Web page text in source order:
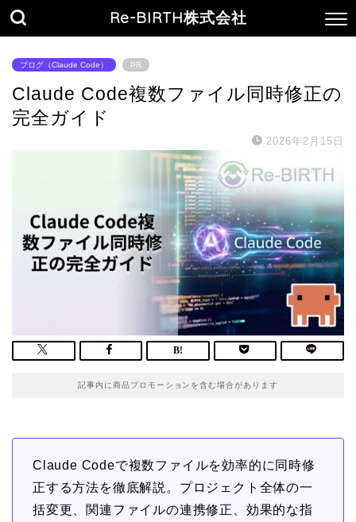
Re-BIRTH株式会社
ブログ（Claude Code） PR
Claude Code複数ファイル同時修正の
完全ガイド
2026年2月15日
記事内に商品プロモーションを含む場合があります
Claude Codeで複数ファイルを効率的に同時修
正する方法を徹底解説。プロジェクト全体の一
括変更、関連ファイルの連携修正、効果的な指